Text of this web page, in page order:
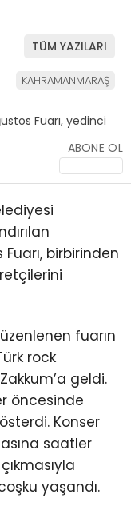
TÜM YAZILARI
KAHRAMANMARAŞ
ABONE OL
birbirinden
fuarın
rock
geldi.
öncesinde
Konser
saatler
yaşandı.